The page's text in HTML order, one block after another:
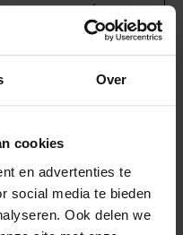
Over
cookies
en advertenties te
social media te bieden
Ook delen we
gebakken)